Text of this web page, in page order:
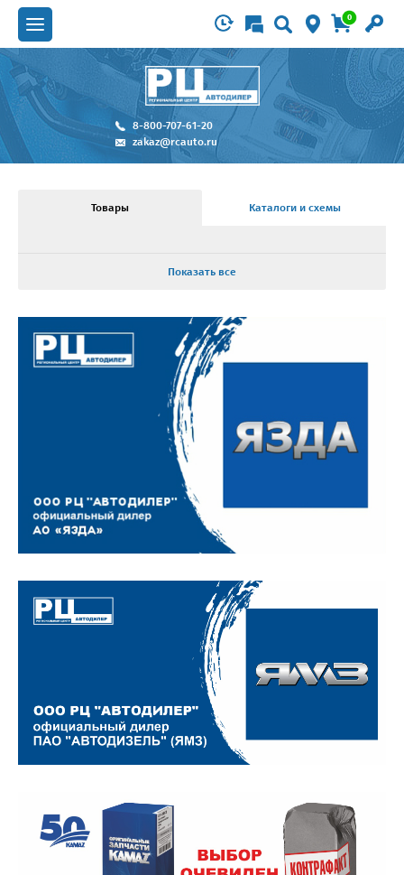
0
8-800-707-61-20
zakaz@rcauto.ru
Товары Каталоги и схемы
Показать все